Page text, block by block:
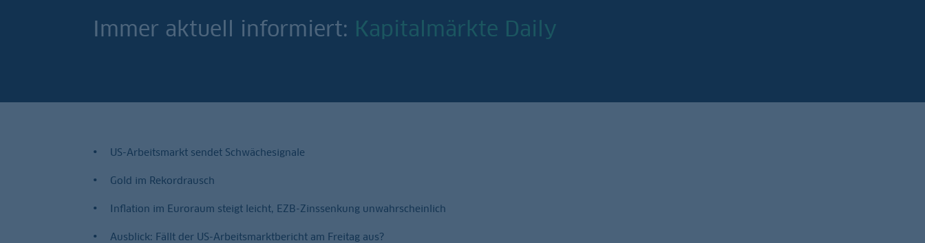
Immer aktuell informiert: Kapitalmärkte Daily
US-Arbeitsmarkt sendet Schwächesignale
Gold im Rekordrausch
Inflation im Euroraum steigt leicht, EZB-Zinssenkung unwahrscheinlich
Ausblick: Fällt der US-Arbeitsmarktbericht am Freitag aus?